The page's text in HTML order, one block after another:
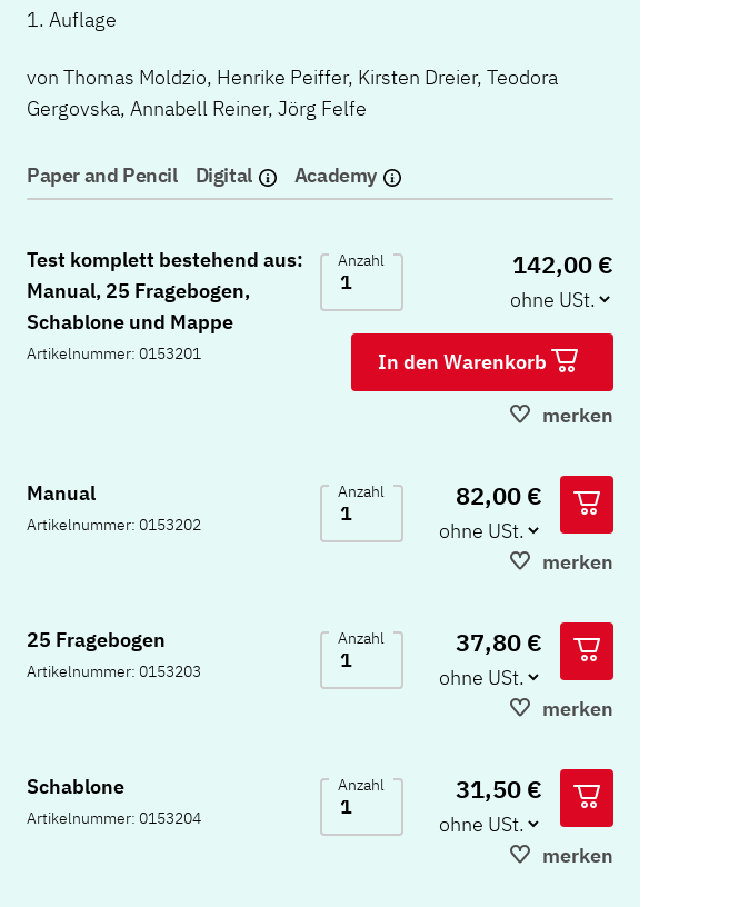
1. Auflage
von Thomas Moldzio, Henrike Peiffer, Kirsten Dreier, Teodora
Gergovska, Annabell Reiner, Jörg Felfe
Paper and Pencil Digital Academy
Test komplett bestehend aus:
Manual, 25 Fragebogen,
Schablone und Mappe
Artikelnummer: 0153201
Anzahl 142,00 €
In den Warenkorb
merken
Manual
Artikelnummer: 0153202
Anzahl 82,00 €
merken
25 Fragebogen
Artikelnummer: 0153203
Anzahl 37,80 €
merken
Schablone
Artikelnummer: 0153204
Anzahl 31,50 €
merken